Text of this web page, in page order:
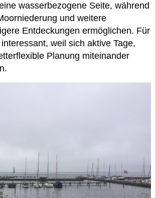
wasserbezogene Seite, während
und weitere
Entdeckungen ermöglichen. Für
weil sich aktive Tage,
Planung miteinander